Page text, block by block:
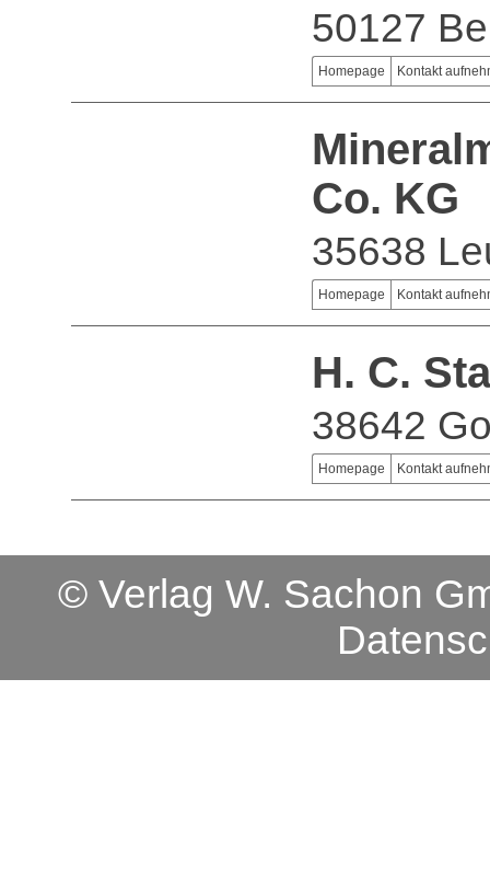
50127
Homepage Kontakt
Co. KG
35638
Homepage Kontakt
H. C.
38642
Homepage Kontakt
© Verlag W. Sachon